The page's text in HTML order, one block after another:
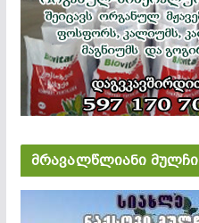
მრავალწლიანი მულჩი